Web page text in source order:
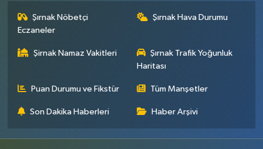
Şırnak Nöbetçi
Eczaneler
Şırnak Hava Durumu
Şirnak Namaz Vakitleri
Şırnak Trafik Yoğunluk
Haritası
Puan Durumu ve Fikstür Tüm Manşetler
Son Dakika Haberleri Haber Arşivi